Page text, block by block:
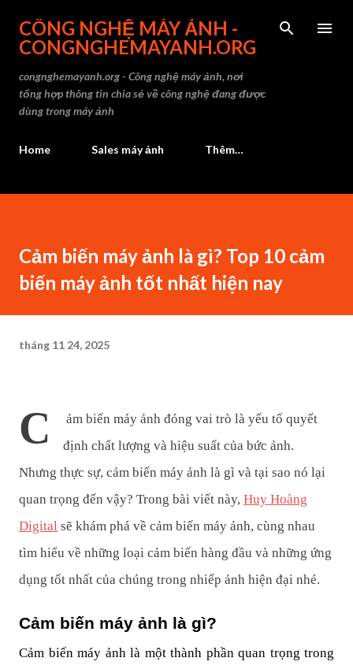
CÔNG NGHỆ MÁY ẢNH -
CONGNGHEMAYANH.ORG
congnghemayanh.org - Công nghệ máy ảnh, nơi
tổng hợp thông tin chia sẻ về công nghệ đang được
dùng trong máy ảnh
Home Sales máy ảnh Thêm…
Cảm biến máy ảnh là gì? Top 10 cảm
biến máy ảnh tốt nhất hiện nay
tháng 11 24, 2025
C
ảm biến máy ảnh đóng vai trò là yếu tố quyết
định chất lượng và hiệu suất của bức ảnh.
Nhưng thực sự, cảm biến máy ảnh là gì và tại sao nó lại
quan trọng đến vậy? Trong bài viết này, Huy Hoàng
Digital sẽ khám phá về cảm biến máy ảnh, cùng nhau
tìm hiểu về những loại cảm biến hàng đầu và những ứng
dụng tốt nhất của chúng trong nhiếp ảnh hiện đại nhé.
Cảm biến máy ảnh là gì?
Cảm biến máy ảnh là một thành phần quan trọng trong